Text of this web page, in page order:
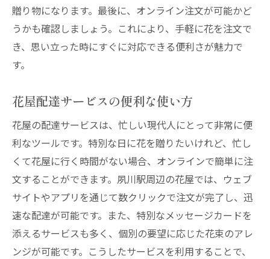
誕生日や記念日には夙川駅の花屋配達でおしゃ
れな花束を贈ろう
誕生日にぴったりの花束の選び方
イン
夙川駅周辺で選ぶべきおしゃれな花屋
花屋配達で誕生日や記念日をより特別に
おしゃれな花束で感動を届けよう
夙川駅周辺の花屋配達サービスで大切な人に特
別な思い出を
花屋配達で大切な人をサプライズ
なみ花壇の花束で思い出に残る瞬間を作る
贈り物になります。最後に、オンライン注文が可能かど
うかも確認しましょう。これにより、手軽に花を注文で
き、思い立った時にすぐに対応できる便利さが魅力で
す。
花屋配達サービスの便利な使い方
花屋の配達サービスは、忙しい現代人にとって非常に便
利なツールです。特別な日に花を贈りたいけれど、忙し
くて花屋に行く時間がない場合、オンラインで簡単に注
文することができます。夙川駅周辺の花屋では、ウェブ
サイトやアプリを通じて数クリックで注文が完了し、迅
速な配達が可能です。また、特別なメッセージカードを
添えるサービスも多く、個別の要望に応じた花束のアレ
ンジが可能です。こうしたサービスを利用することで、